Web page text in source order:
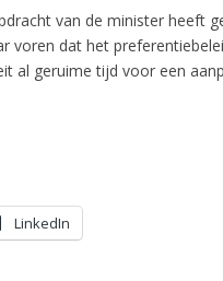
van de minister heeft
voren dat het
al geruime tijd voor een
LinkedIn